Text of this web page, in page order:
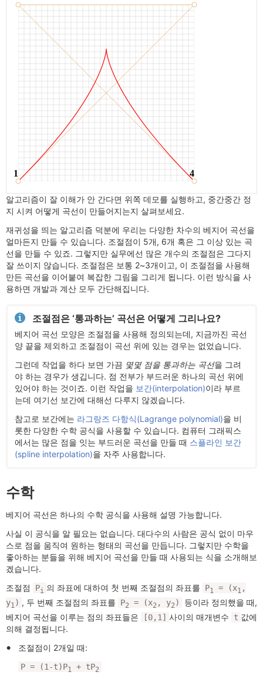
알고리즘이 잘 이해가 안 간다면 위쪽 데모를 실행하고, 중간중간 정
지 시켜 어떻게 곡선이 만들어지는지 살펴보세요.
재귀성을 띄는 알고리즘 덕분에 우리는 다양한 차수의 베지어 곡선을
얼마든지 만들 수 있습니다. 조절점이 5개, 6개 혹은 그 이상 있는 곡
선을 만들 수 있죠. 그렇지만 실무에선 많은 개수의 조절점은 그다지
잘 쓰이지 않습니다. 조절점은 보통 2~3개이고, 이 조절점을 사용해
만든 곡선을 이어붙여 복잡한 그림을 그리게 됩니다. 이런 방식을 사
용하면 개발과 계산 모두 간단해집니다.
조절점은 ‘통과하는’ 곡선은 어떻게 그리나요?
베지어 곡선 모양은 조절점을 사용해 정의되는데, 지금까진 곡선
양 끝을 제외하고 조절점이 곡선 위에 있는 경우는 없었습니다.
그런데 작업을 하다 보면 가끔 몇몇 점을 통과하는 곡선을 그려
야 하는 경우가 생깁니다. 점 전부가 부드러운 하나의 곡선 위에
있어야 하는 것이죠. 이런 작업을 보간(interpolation)이라 부르
는데 여기선 보간에 대해선 다루지 않겠습니다.
참고로 보간에는 라그랑즈 다항식(Lagrange polynomial)을 비
롯한 다양한 수학 공식을 사용할 수 있습니다. 컴퓨터 그래픽스
에서는 많은 점을 잇는 부드러운 곡선을 만들 때 스플라인 보간
(spline interpolation)을 자주 사용합니다.
수학
베지어 곡선은 하나의 수학 공식을 사용해 설명 가능합니다.
사실 이 공식을 알 필요는 없습니다. 대다수의 사람은 공식 없이 마우
스로 점을 움직여 원하는 형태의 곡선을 만듭니다. 그렇지만 수학을
좋아하는 분들을 위해 베지어 곡선을 만들 때 사용되는 식을 소개해보
겠습니다.
조절점
Pi 의 좌표에 대하여 첫 번째 조절점의 좌표를 P1 = (x1 ,
y1) , 두 번째 조절점의 좌표를 P2 = (x2 , y2)
등이라 정의했을 때,
베지어 곡선을 이루는 점의 좌표들은
[0,1] 사이의 매개변수 t 값에
의해 결정됩니다.
조절점이 2개일 때:
P = (1-t)P1 + tP2